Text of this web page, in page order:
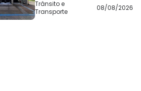
Trânsito e
Transporte
08/08/2026